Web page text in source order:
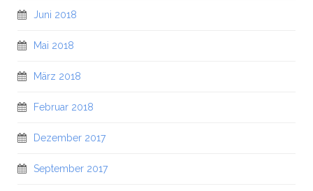
Juni 2018
Mai 2018
März 2018
Februar 2018
Dezember 2017
September 2017